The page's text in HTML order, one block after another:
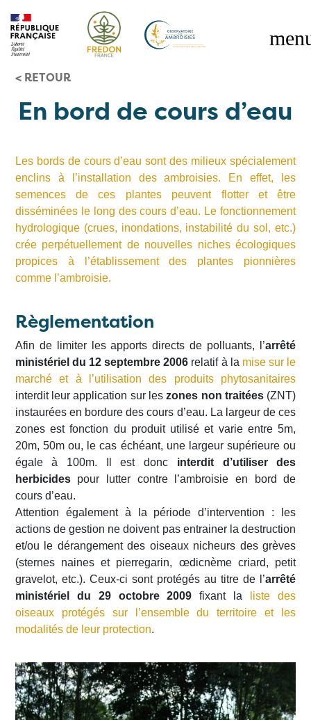
OBSERVATOIRE DES AMBROISIES
< RETOUR
En bord de cours d’eau
Les bords de cours d’eau sont des milieux spécialement
enclins à l’installation des ambroisies. En effet, les
semences de ces plantes peuvent flotter et être
disséminées le long des cours d’eau. Le fonctionnement
hydrologique (crues, inondations, instabilité du sol, etc.)
crée perpétuellement de nouvelles niches écologiques
propices à l’établissement des plantes pionnières
comme l’ambroisie.
Règlementation
Afin de limiter les apports directs de polluants, l’arrêté
ministériel du 12 septembre 2006 relatif à la mise sur le
marché et à l’utilisation des produits phytosanitaires
interdit leur application sur leszones non traitées(ZNT)
instaurées en bordure des cours d’eau. La largeur de ces
zones est fonction du produit utilisé et varie entre 5m,
20m, 50m ou, le cas échéant, une largeur supérieure ou
égale à 100m. Il est donc interdit d’utiliser des
herbicidespour lutter contre l’ambroisie en bord de
cours d’eau.
Attention également à la période d’intervention : les
actions de gestion ne doivent pas entrainer la destruction
et/ou le dérangement des oiseaux nicheurs des grèves
(sternes naines et pierregarin, œdicnème criard, petit
gravelot, etc.). Ceux-ci sont protégés au titre de l’arrêté
ministériel du 29 octobre 2009 fixant la
liste des
oiseaux protégés sur l’ensemble du territoire et les
modalités de leur protection.